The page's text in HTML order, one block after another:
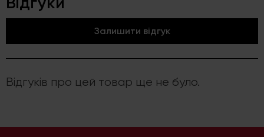
Залишити відгук
Відгуків про цей товар ще не було.